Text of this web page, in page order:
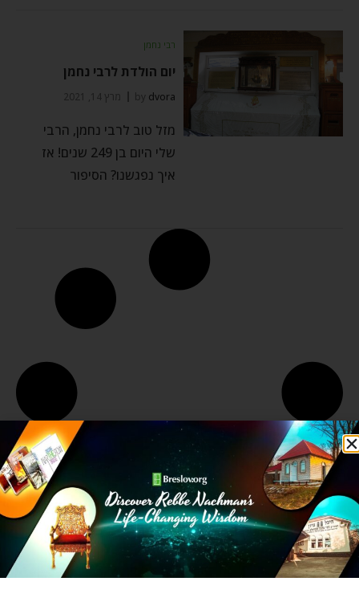
רבי נחמן
יום הולדת לרבי נחמן
by dvora מרץ 14, 2021
מזל טוב לרבי נחמן, הרבי
שלי היום בן 249 שנים! אז
איך נפגשנו? הסיפור